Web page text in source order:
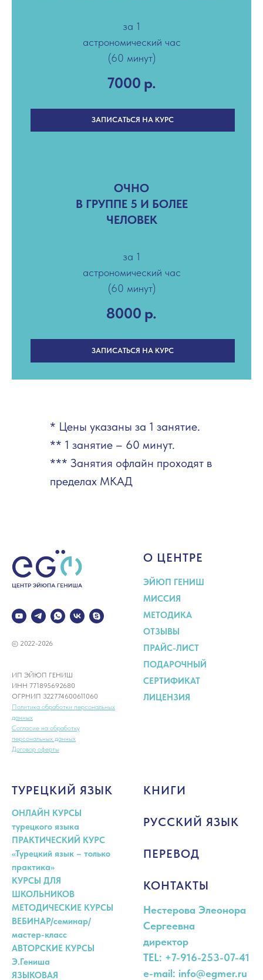
за 1
астрономический час
(60 минут)
7000 р.
ЗАПИСАТЬСЯ НА КУРС
ОЧНО
В ГРУППЕ 5 И БОЛЕЕ
ЧЕЛОВЕК
за 1
астрономический час
(60 минут)
8000 р.
ЗАПИСАТЬСЯ НА КУРС
* Цены указаны за 1 занятие.
** 1 занятие – 60 минут.
*** Занятия офлайн проходят в
пределах МКАД
© 2022-2026
ИП ЭЙЮП ГЕНИШ
ИНН 771895692680
ОГРНИП 322774600611060
Политика обработки персональных
данных
Согласие на обработку
персональных данных
Договор оферты
О ЦЕНТРЕ
ЭЙЮП ГЕНИШ
МИССИЯ
МЕТОДИКА
ОТЗЫВЫ
ПРАЙС-ЛИСТ
ПОДАРОЧНЫЙ
СЕРТИФИКАТ
ЛИЦЕНЗИЯ
ТУРЕЦКИЙ ЯЗЫК
ОНЛАЙН КУРСЫ
турецкого языка
ПРАКТИЧЕСКИЙ КУРС
«Турецкий язык – только
практика»
КУРСЫ ДЛЯ
ШКОЛЬНИКОВ
МЕТОДИЧЕСКИЕ КУРСЫ
ВЕБИНАР/семинар/
мастер-класс
АВТОРСКИЕ КУРСЫ
Э.Гениша
ЯЗЫКОВАЯ
КНИГИ
РУССКИЙ ЯЗЫК
ПЕРЕВОД
КОНТАКТЫ
Нестерова Элеонора
Сергеевна
директор
TEL: +7-916-253-07-41
e-mail: info@egmer.ru